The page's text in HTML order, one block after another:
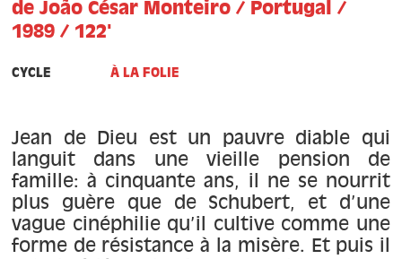
Location
Sauvons le Cercle
À propos
Contact
de João César Monteiro / Portugal /
1989 / 122'
CYCLE À LA FOLIE
Jean de Dieu est un pauvre diable qui
languit dans une vieille pension de
famille: à cinquante ans, il ne se nourrit
plus guère que de Schubert, et d’une
vague cinéphilie qu’il cultive comme une
forme de résistance à la misère. Et puis il